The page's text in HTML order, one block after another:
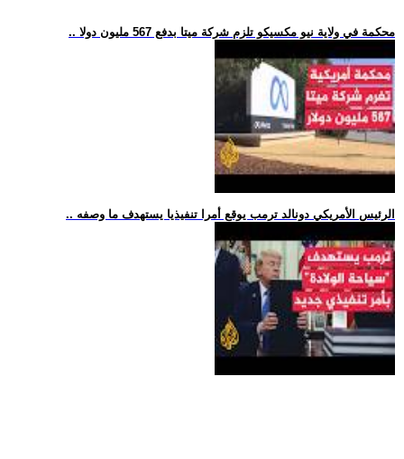
.. محكمة في ولاية نيو مكسيكو تلزم شركة ميتا بدفع 567 مليون دولا
.. الرئيس الأمريكي دونالد ترمب يوقع أمرا تنفيذيا يستهدف ما وصفه